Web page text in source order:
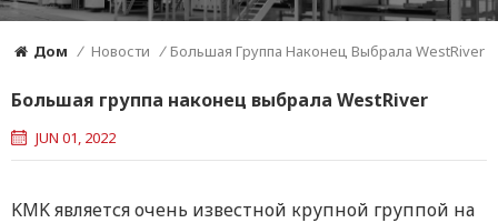
Дом / Новости / Большая Группа Наконец Выбрала WestRiver
Большая группа наконец выбрала WestRiver
JUN 01, 2022
KMK является очень известной крупной группой на